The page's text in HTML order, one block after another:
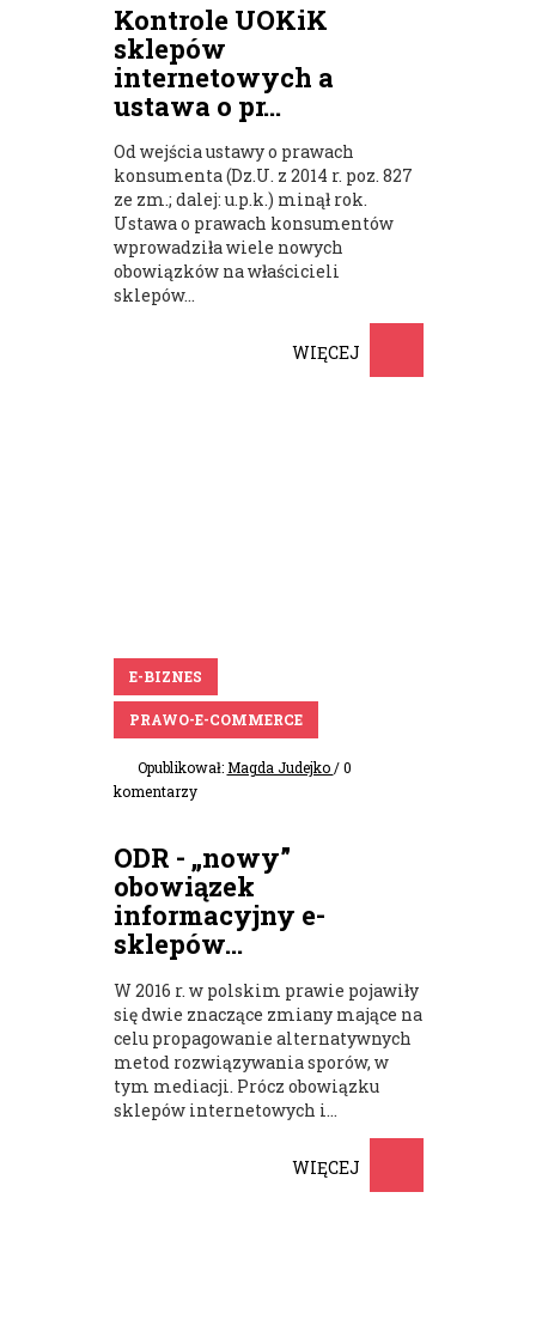
Kontrole UOKiK
sklepów
internetowych a
ustawa o pr...
Od wejścia ustawy o prawach
konsumenta (Dz.U. z 2014 r. poz. 827
ze zm.; dalej: u.p.k.) minął rok.
Ustawa o prawach konsumentów
wprowadziła wiele nowych
obowiązków na właścicieli
sklepów...
WIĘCEJ
E-BIZNES
PRAWO-E-COMMERCE
Opublikował:Magda Judejko/ 0
komentarzy
ODR - „nowy”
obowiązek
informacyjny e-
sklepów...
W 2016 r. w polskim prawie pojawiły
się dwie znaczące zmiany mające na
celu propagowanie alternatywnych
metod rozwiązywania sporów, w
tym mediacji. Prócz obowiązku
sklepów internetowych i...
WIĘCEJ